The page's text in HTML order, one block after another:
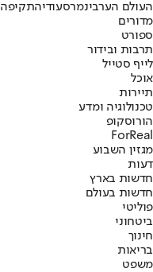
העולם הערבינמרסעודיהתקיפה
מדורים
ספורט
תרבות ובידור
לייף סטייל
אוכל
תיירות
טכנולוגיה ומדע
הורוסקופ
ForReal
מגזין השבוע
דעות
חדשות בארץ
חדשות בעולם
פוליטי
ביטחוני
חינוך
בריאות
משפט